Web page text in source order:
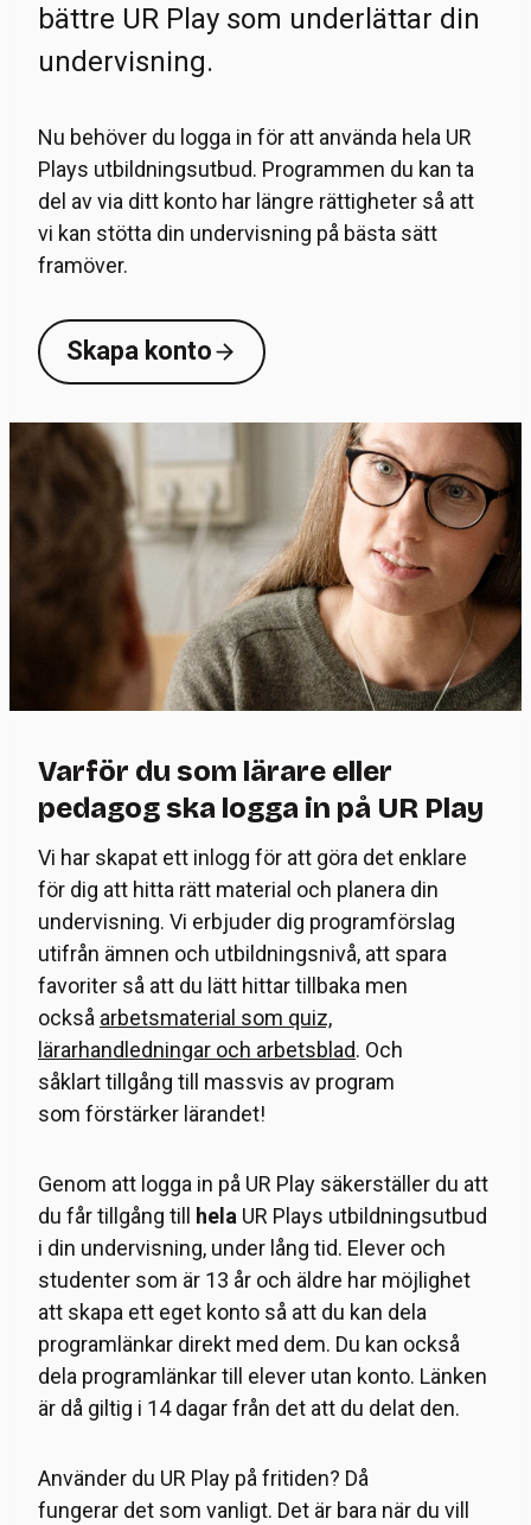
bättre UR Play som underlättar din
undervisning.
Nu behöver du logga in för att använda hela UR
Plays utbildningsutbud. Programmen du kan ta
del av via ditt konto har längre rättigheter så att
vi kan stötta din undervisning på bästa sätt
framöver.
Skapa konto
Varför du som lärare eller
pedagog ska logga in på UR Play
Vi har skapat ett inlogg för att göra det enklare
för dig att hitta rätt material och planera din
undervisning. Vi erbjuder dig programförslag
utifrån ämnen och utbildningsnivå, att spara
favoriter så att du lätt hittar tillbaka men
också arbetsmaterial som quiz,
lärarhandledningar och arbetsblad. Och
såklart tillgång till massvis av program
som förstärker lärandet!
Genom att logga in på UR Play säkerställer du att
du får tillgång till
hela UR Plays utbildningsutbud
i din undervisning, under lång tid. Elever och
studenter som är 13 år och äldre har möjlighet
att skapa ett eget konto så att du kan dela
programlänkar direkt med dem. Du kan också
dela programlänkar till elever utan konto. Länken
är då giltig i 14 dagar från det att du delat den.
Använder du UR Play på fritiden? Då
fungerar det som vanligt. Det är bara när du vill